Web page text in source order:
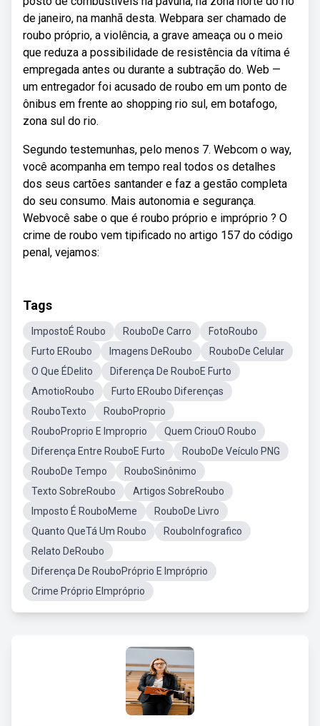
de janeiro, na manhã desta. Webpara ser chamado de
roubo próprio, a violência, a grave ameaça ou o meio
que reduza a possibilidade de resistência da vítima é
empregada antes ou durante a subtração do. Web —
um entregador foi acusado de roubo em um ponto de
ônibus em frente ao shopping rio sul, em botafogo,
zona sul do rio.
Segundo testemunhas, pelo menos 7. Webcom o way,
você acompanha em tempo real todos os detalhes
dos seus cartões santander e faz a gestão completa
do seu consumo. Mais autonomia e segurança.
Webvocê sabe o que é roubo próprio e impróprio ? O
crime de roubo vem tipificado no artigo 157 do código
penal, vejamos:
Tags
ImpostoÉ Roubo RouboDe Carro
FotoRoubo
Furto ERoubo
Imagens DeRoubo
RouboDe Celular
O Que ÉDelito
Diferença De RouboE Furto
AmotioRoubo
Furto ERoubo Diferenças
RouboTexto
RouboProprio
RouboProprio E Improprio
Quem CriouO Roubo
Diferença Entre RouboE Furto
RouboDe Veículo PNG
RouboDe Tempo
RouboSinônimo
Texto SobreRoubo
Artigos SobreRoubo
Imposto É RouboMeme
RouboDe Livro
Quanto QueTá Um Roubo
RouboInfografico
Relato DeRoubo
Diferença De RouboPróprio E Impróprio
Crime Próprio EImpróprio